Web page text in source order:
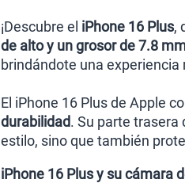
¡Descubre el iPhone 16 Plus,
de alto y un grosor de 7.8
brindándote una experiencia
El iPhone 16 Plus de Apple
durabilidad. Su parte trasera
estilo, sino que también
iPhone 16 Plus y su cámara